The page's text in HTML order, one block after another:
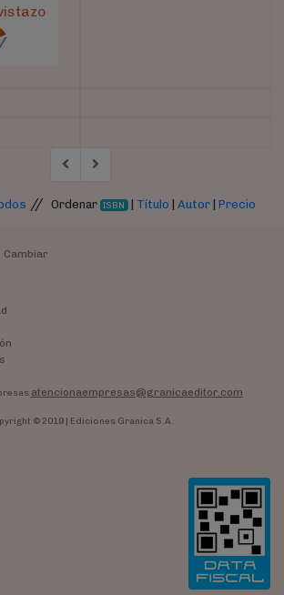
// Ordenar ISBN Título |Autor |Precio
Cambiar
atencionaempresas@granicaeditor.com
© 2019 | Ediciones Granica S.A.